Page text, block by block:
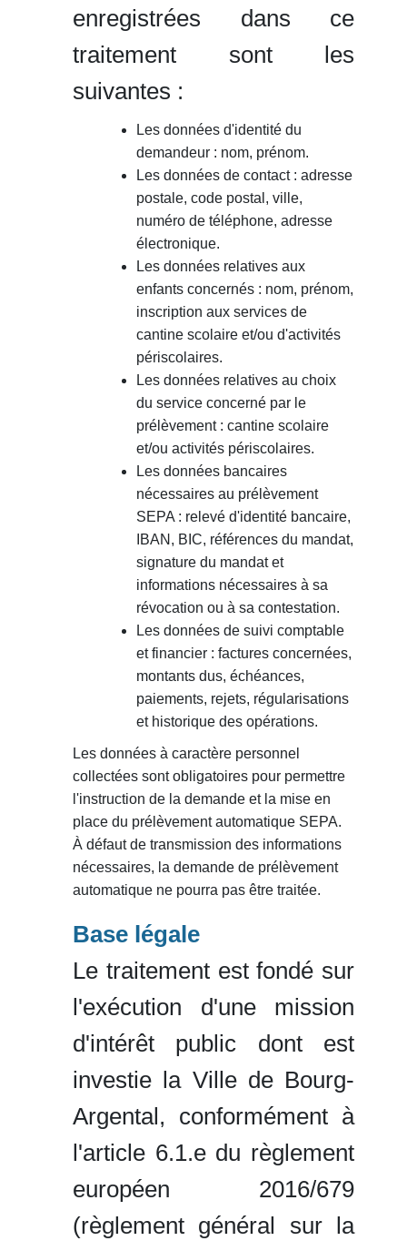
enregistrées dans ce
traitement sont les
suivantes :
Les données d'identité du
demandeur : nom, prénom.
Les données de contact : adresse
postale, code postal, ville,
numéro de téléphone, adresse
électronique.
Les données relatives aux
enfants concernés : nom, prénom,
inscription aux services de
cantine scolaire et/ou d'activités
périscolaires.
Les données relatives au choix
du service concerné par le
prélèvement : cantine scolaire
et/ou activités périscolaires.
Les données bancaires
nécessaires au prélèvement
SEPA : relevé d'identité bancaire,
IBAN, BIC, références du mandat,
signature du mandat et
informations nécessaires à sa
révocation ou à sa contestation.
Les données de suivi comptable
et financier : factures concernées,
montants dus, échéances,
paiements, rejets, régularisations
et historique des opérations.
Les données à caractère personnel
collectées sont obligatoires pour permettre
l'instruction de la demande et la mise en
place du prélèvement automatique SEPA.
À défaut de transmission des informations
nécessaires, la demande de prélèvement
automatique ne pourra pas être traitée.
Base légale
Le traitement est fondé sur
l'exécution d'une mission
d'intérêt public dont est
investie la Ville de Bourg-
Argental, conformément à
l'article 6.1.e du règlement
européen 2016/679
(règlement général sur la